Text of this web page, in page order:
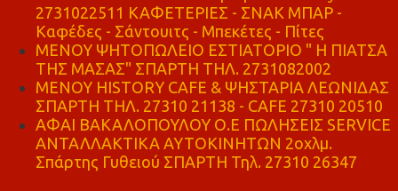
2731022511 ΚΑΦΕΤΕΡΙΕΣ - ΣΝΑΚ ΜΠΑΡ -
Καφέδες - Σάντουιτς - Μπεκέτες - Πίτες
ΜΕΝΟΥ ΨΗΤΟΠΩΛΕΙΟ ΕΣΤΙΑΤΟΡΙΟ " Η ΠΙΑΤΣΑ
ΤΗΣ ΜΑΣΑΣ" ΣΠΑΡΤΗ ΤΗΛ. 2731082002
ΜΕΝΟΥ HISTORY CAFE & ΨΗΣΤΑΡΙΑ ΛΕΩΝΙΔΑΣ
ΣΠΑΡΤΗ ΤΗΛ. 27310 21138 - CAFE 27310 20510
ΑΦΑΙ ΒΑΚΑΛΟΠΟΥΛΟΥ Ο.Ε ΠΩΛΗΣΕΙΣ SERVICE
ΑΝΤΑΛΛΑΚΤΙΚΑ ΑΥΤΟΚΙΝΗΤΩΝ 2οχλμ.
Σπάρτης Γυθειού ΣΠΑΡΤΗ Τηλ. 27310 26347